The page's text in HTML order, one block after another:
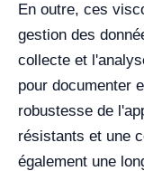
En outre, ces
gestion des
collecte et
pour documenter
robustesse de
résistants et une
également une